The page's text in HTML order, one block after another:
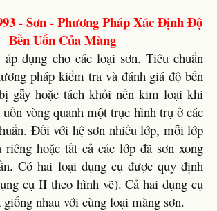
- Sơn - Phương Pháp Xác Định Độ
Bền Uốn Của Màng
áp dụng cho các loại sơn. Tiêu chuẩn
pháp kiểm tra và đánh giá độ bền
gẫy hoặc tách khỏi nền kim loại khi
vòng quanh một trục hình trụ ở các
Đối với hệ sơn nhiều lớp, mỗi lớp
hoặc tất cả các lớp đã sơn xong
Có hai loại dụng cụ được quy định
cụ II theo hình vẽ). Cả hai dụng cụ
giống nhau với cùng loại màng sơn.